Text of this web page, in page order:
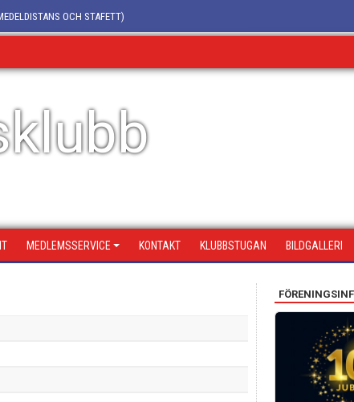
OCH STAFETT)
MEDLEMSSERVICE KONTAKT KLUBBSTUGAN BILDGALLERI